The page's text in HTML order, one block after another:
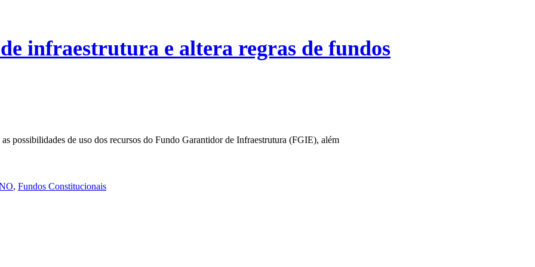
infraestrutura e altera regras de fundos
possibilidades de uso dos recursos do Fundo Garantidor de Infraestrutura (FGIE), além
, Fundos Constitucionais